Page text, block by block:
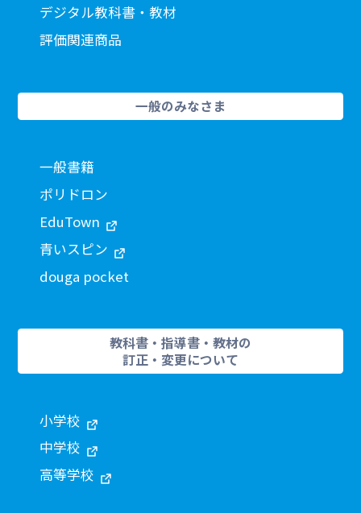
デジタル教科書・教材
評価関連商品
一般のみなさま
一般書籍
ポリドロン
EduTown
青いスピン
douga pocket
教科書・指導書・教材の
訂正・変更について
小学校
中学校
高等学校